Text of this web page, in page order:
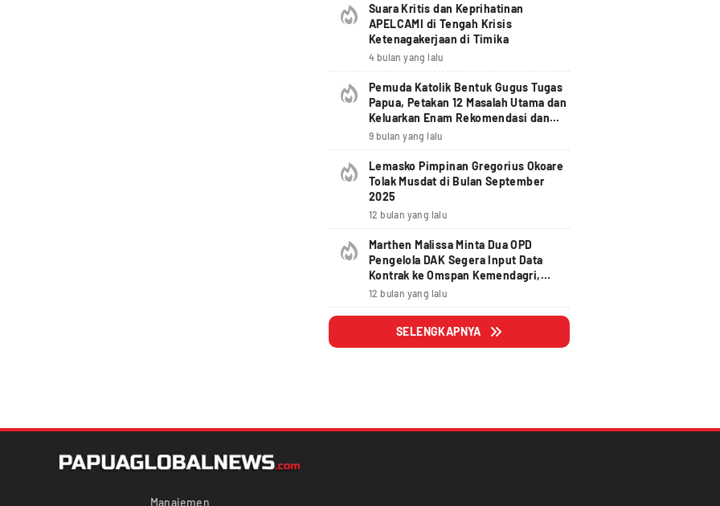
Suara Kritis dan Keprihatinan
APELCAMI di Tengah Krisis
Ketenagakerjaan di Timika
4 bulan yang lalu
Pemuda Katolik Bentuk Gugus Tugas
Papua, Petakan 12 Masalah Utama dan
Keluarkan Enam Rekomendasi dan
Seruan Moral Nasional
9 bulan yang lalu
Lemasko Pimpinan Gregorius Okoare
Tolak Musdat di Bulan September
2025
12 bulan yang lalu
Marthen Malissa Minta Dua OPD
Pengelola DAK Segera Input Data
Kontrak ke Omspan Kemendagri,
Lewat Tanggal 29 Agustus 2025
Hangus
12 bulan yang lalu
SELENGKAPNYA
Manajemen